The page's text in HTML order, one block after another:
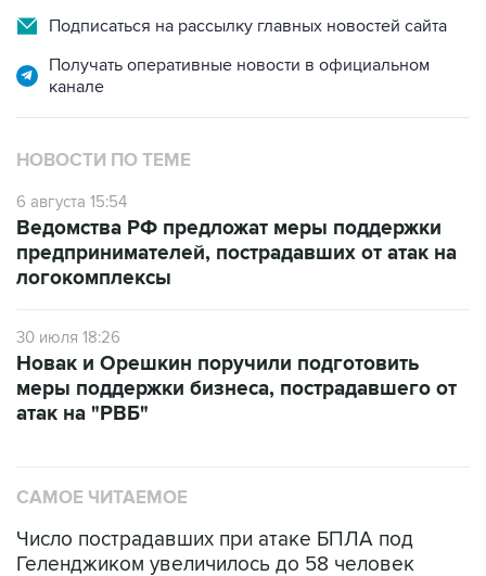
Подписаться на рассылку главных новостей сайта
Получать оперативные новости в официальном
канале
НОВОСТИ ПО ТЕМЕ
6 августа 15:54
Ведомства РФ предложат меры поддержки
предпринимателей, пострадавших от атак на
логокомплексы
30 июля 18:26
Новак и Орешкин поручили подготовить
меры поддержки бизнеса, пострадавшего от
атак на "РВБ"
САМОЕ ЧИТАЕМОЕ
Число пострадавших при атаке БПЛА под
Геленджиком увеличилось до 58 человек